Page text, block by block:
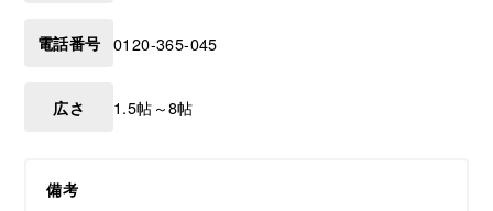
電話番号 0120-365-045
広さ 1.5帖～8帖
備考